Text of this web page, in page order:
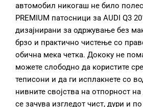
автомобил никогаш не било
PREMIUM патосници за AUDI Q3
дизајнирани за одржување без
брзо и практично чистење со
обична мека четка. Дококу не
можете слободно да користите
теписони и да ги исплакнете со
нивните својства на отпорност
се зачува изгледот чист, дури и